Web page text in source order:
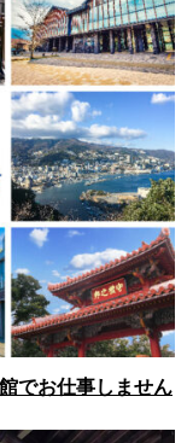
でお仕事しません